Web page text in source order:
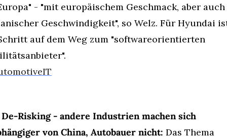
- "mit europäischem Geschmack, aber
Geschwindigkeit", so Welz. Für Hyundai
auf dem Weg zum "softwareorientierten
Risking - andere Industrien machen sich
von China, Autobauer nicht: Das Thema